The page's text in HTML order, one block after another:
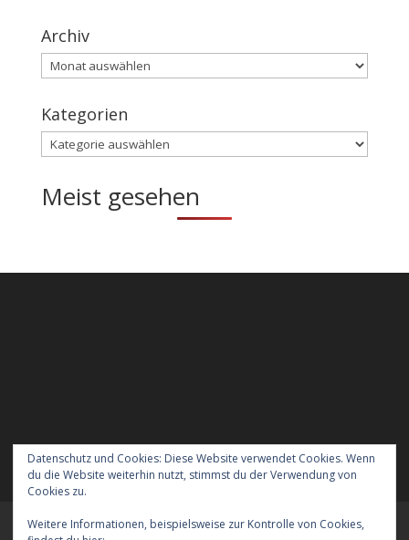
Archiv
Archiv
Kategorien
Kategorien
Meist gesehen
Datenschutz und Cookies: Diese Website verwendet Cookies. Wenn
du die Website weiterhin nutzt, stimmst du der Verwendung von
Cookies zu.
Weitere Informationen, beispielsweise zur Kontrolle von Cookies,
Meraner Höhenweg wandern mit Hund